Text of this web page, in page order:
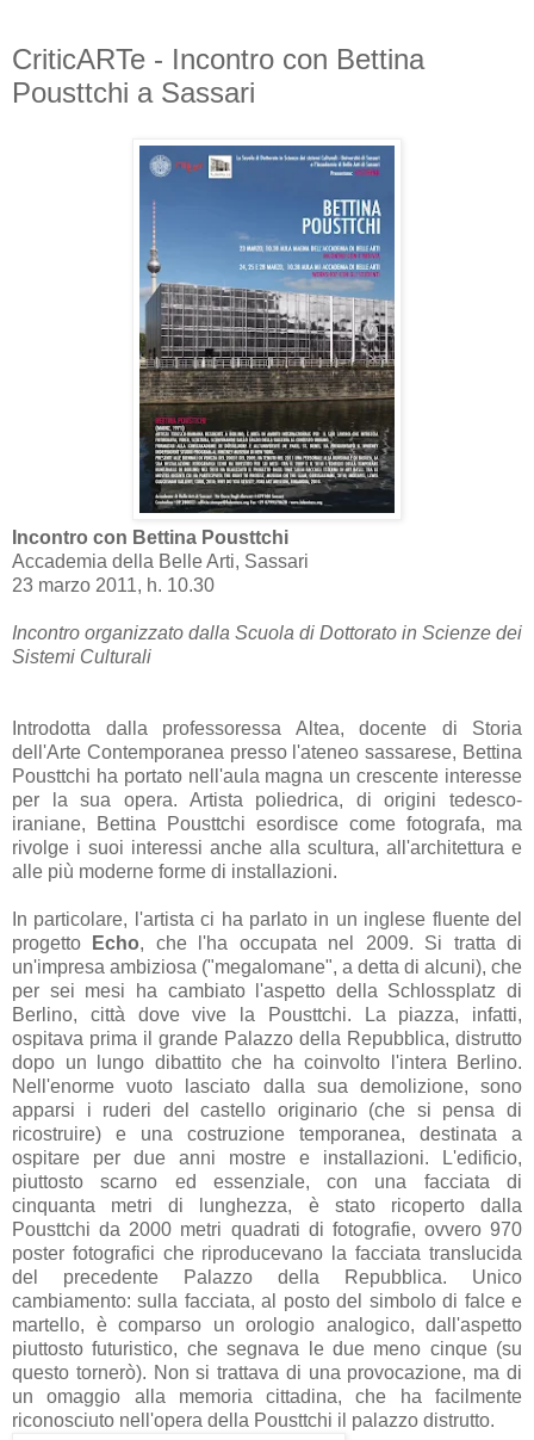
CriticARTe - Incontro con Bettina
Pousttchi a Sassari
Incontro con Bettina Pousttchi
Accademia della Belle Arti, Sassari
23 marzo 2011, h. 10.30
Incontro organizzato dalla Scuola di Dottorato in Scienze dei
Sistemi Culturali
Introdotta dalla professoressa Altea, docente di Storia
dell'Arte Contemporanea presso l'ateneo sassarese, Bettina
Pousttchi ha portato nell'aula magna un crescente interesse
per la sua opera. Artista poliedrica, di origini tedesco-
iraniane, Bettina Pousttchi esordisce come fotografa, ma
rivolge i suoi interessi anche alla scultura, all'architettura e
alle più moderne forme di installazioni.
In particolare, l'artista ci ha parlato in un inglese fluente del
progetto
Echo, che l'ha occupata nel 2009. Si tratta di
un'impresa ambiziosa ("megalomane", a detta di alcuni), che
per sei mesi ha cambiato l'aspetto della Schlossplatz di
Berlino, città dove vive la Pousttchi. La piazza, infatti,
ospitava prima il grande Palazzo della Repubblica, distrutto
dopo un lungo dibattito che ha coinvolto l'intera Berlino.
Nell'enorme vuoto lasciato dalla sua demolizione, sono
apparsi i ruderi del castello originario (che si pensa di
ricostruire) e una costruzione temporanea, destinata a
ospitare per due anni mostre e installazioni. L'edificio,
piuttosto scarno ed essenziale, con una facciata di
cinquanta metri di lunghezza, è stato ricoperto dalla
Pousttchi da 2000 metri quadrati di fotografie, ovvero 970
poster fotografici che riproducevano la facciata translucida
del precedente Palazzo della Repubblica. Unico
cambiamento: sulla facciata, al posto del simbolo di falce e
martello, è comparso un orologio analogico, dall'aspetto
piuttosto futuristico, che segnava le due meno cinque (su
questo tornerò). Non si trattava di una provocazione, ma di
un omaggio alla memoria cittadina, che ha facilmente
riconosciuto nell'opera della Pousttchi il palazzo distrutto.